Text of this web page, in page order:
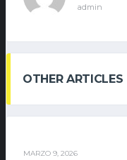
admin
OTHER ARTICLES
MARZO 9, 2026